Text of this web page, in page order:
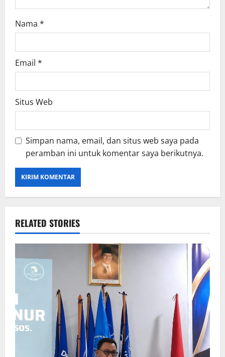
Nama *
Email *
Situs Web
Simpan nama, email, dan situs web saya pada
peramban ini untuk komentar saya berikutnya.
RELATED STORIES